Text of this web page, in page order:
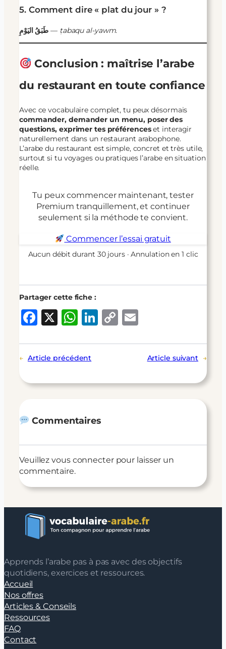
5. Comment dire « plat du jour » ?
طَبَقُ اليَوْمِ — ṭabaqu al-yawm.
Conclusion : maîtrise l’arabe
du restaurant en toute confiance
Avec ce vocabulaire complet, tu peux désormais
commander, demander un menu, poser des
questions, exprimer tes préférenceset interagir
naturellement dans un restaurant arabophone.
L’arabe du restaurant est simple, concret et très utile,
surtout si tu voyages ou pratiques l’arabe en situation
réelle.
Tu peux commencer maintenant, tester
Premium tranquillement, et continuer
seulement si la méthode te convient.
Commencer l’essai gratuit
Aucun débit durant 30 jours · Annulation en 1 clic
Partager cette fiche :
Facebook
X WhatsApp
LinkedIn
Copy
← Article précédent Article suivant →
Commentaires
Veuillez vous connecter pour laisser un
commentaire.
Apprends l’arabe pas à pas avec des objectifs
quotidiens, exercices et ressources.
Accueil
Nos offres
Articles & Conseils
Ressources
FAQ
Contact